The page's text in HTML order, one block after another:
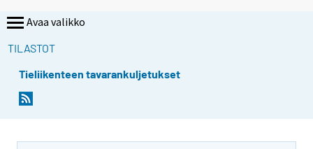
Avaa valikko
TILASTOT
Tieliikenteen tavarankuljetukset